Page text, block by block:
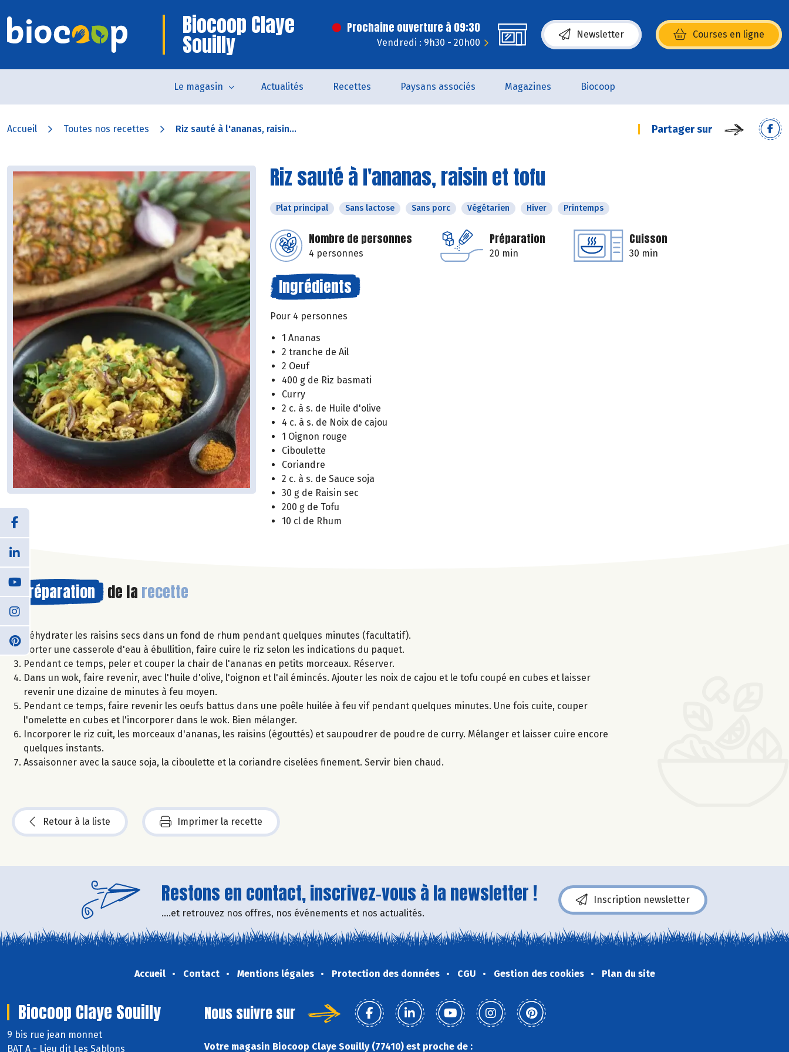
Biocoop Claye
Souilly
Prochaine ouverture à 09:30
Vendredi : 9h30 - 20h00
Newsletter Courses en ligne
(s’ouvre dans une nouvelle fenêtre)
Le magasin Actualités Recettes Paysans associés Magazines Biocoop
Accueil Toutes nos recettes Riz sauté à l'ananas, raisin... Partager sur
Riz sauté à l'ananas, raisin et tofu
Plat principal Sans lactose Sans porc Végétarien Hiver Printemps
Nombre de personnes
4 personnes
Préparation
20 min
Cuisson
30 min
Ingrédients
Pour 4 personnes
1 Ananas
2 tranche de Ail
2 Oeuf
400 g de Riz basmati
Curry
2 c. à s. de Huile d'olive
4 c. à s. de Noix de cajou
1 Oignon rouge
Ciboulette
Coriandre
2 c. à s. de Sauce soja
30 g de Raisin sec
200 g de Tofu
10 cl de Rhum
Préparation de la recette
Réhydrater les raisins secs dans un fond de rhum pendant quelques minutes (facultatif).
Porter une casserole d'eau à ébullition, faire cuire le riz selon les indications du paquet.
Pendant ce temps, peler et couper la chair de l'ananas en petits morceaux. Réserver.
Dans un wok, faire revenir, avec l'huile d'olive, l'oignon et l'ail émincés. Ajouter les noix de cajou et le tofu coupé en cubes et laisser
revenir une dizaine de minutes à feu moyen.
Pendant ce temps, faire revenir les oeufs battus dans une poêle huilée à feu vif pendant quelques minutes. Une fois cuite, couper
l'omelette en cubes et l'incorporer dans le wok. Bien mélanger.
Incorporer le riz cuit, les morceaux d'ananas, les raisins (égouttés) et saupoudrer de poudre de curry. Mélanger et laisser cuire encore
quelques instants.
Assaisonner avec la sauce soja, la ciboulette et la coriandre ciselées finement. Servir bien chaud.
Retour à la liste Imprimer la recette
Restons en contact, inscrivez-vous à la newsletter !
....et retrouvez nos offres, nos événements et nos actualités.
Inscription newsletter
Accueil Contact Mentions légales Protection des données CGU Gestion des cookies Plan du site
Biocoop Claye Souilly
9 bis rue jean monnet
BAT A - Lieu dit Les Sablons
Nous suivre sur
Votre magasin Biocoop Claye Souilly (77410) est proche de :